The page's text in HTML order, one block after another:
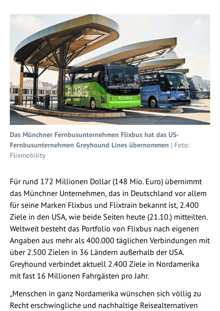
Das Münchner Fernbusunternehmen Flixbus hat das US-
Fernbusunternehmen Greyhound Lines übernommen | Foto:
Flixmobility
Für rund 172 Millionen Dollar (148 Mio. Euro) übernimmt
das Münchner Unternehmen, das in Deutschland vor allem
für seine Marken Flixbus und Flixtrain bekannt ist, 2.400
Ziele in den USA, wie beide Seiten heute (21.10.) mitteilten.
Weltweit besteht das Portfolio von Flixbus nach eigenen
Angaben aus mehr als 400.000 täglichen Verbindungen mit
über 2.500 Zielen in 36 Ländern außerhalb der USA.
Greyhound verbindet aktuell 2.400 Ziele in Nordamerika
mit fast 16 Millionen Fahrgästen pro Jahr.
„Menschen in ganz Nordamerika wünschen sich völlig zu
Recht erschwingliche und nachhaltige Reisealternativen